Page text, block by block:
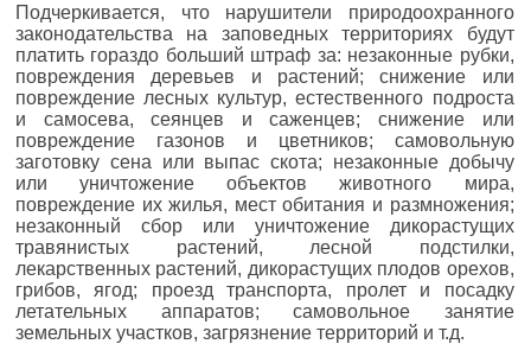
Подчеркивается, что нарушители природоохранного
законодательства на заповедных территориях будут
платить гораздо больший штраф за: незаконные рубки,
повреждения деревьев и растений; снижение или
повреждение лесных культур, естественного подроста
и самосева, сеянцев и саженцев; снижение или
повреждение газонов и цветников; самовольную
заготовку сена или выпас скота; незаконные добычу
или уничтожение объектов животного мира,
повреждение их жилья, мест обитания и размножения;
незаконный сбор или уничтожение дикорастущих
травянистых растений, лесной подстилки,
лекарственных растений, дикорастущих плодов орехов,
грибов, ягод; проезд транспорта, пролет и посадку
летательных аппаратов; самовольное занятие
земельных участков, загрязнение территорий и т.д.